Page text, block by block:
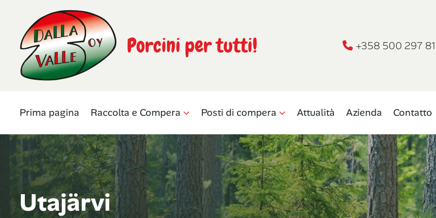
Porcini per tutti! +358 500 297
Prima pagina Raccolta e Compera Posti di compera Attualità Azienda Contatto
Utajärvi